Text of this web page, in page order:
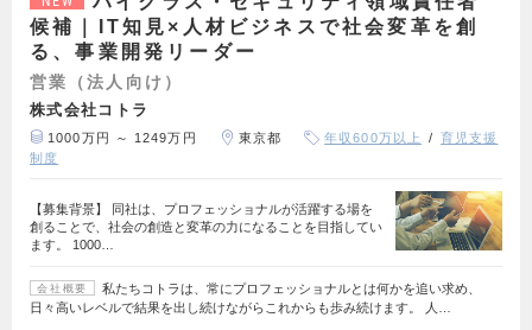
候補｜IT知見×人材ビジネスで社会変革を創
る、事業開発リーダー
営業（法人向け）
株式会社コトラ
1000万円 ～ 1249万円 東京都 年収600万以上
育児支援
制度
【募集背景】 同社は、プロフェッショナルが活躍する場を
創ることで、社会の創造と変革の力になることを目指してい
ます。 1000…
会社概要
私たちコトラは、常にプロフェッショナルとは何かを追い求め、
日々高いレベルで結果を出し続けながらこれからも歩み続けます。 人…